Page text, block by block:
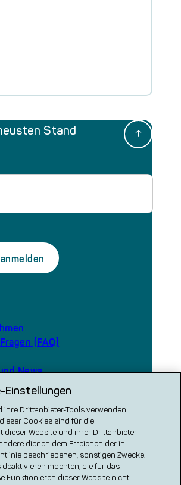
Stand
(FAQ)
News
CH
Einstellungen
ihre Drittanbieter-Tools verwenden
Cookies sind für die
dieser Website und ihrer Drittanbieter-
dienen dem Erreichen der in
beschriebenen, sonstigen Zwecke.
deaktivieren möchten, die für das
Funktionieren dieser Website nicht